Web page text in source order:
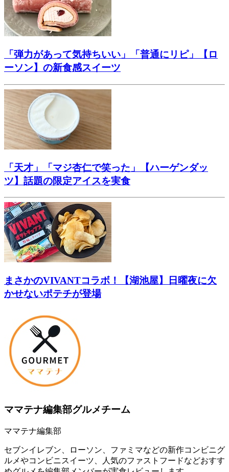
「弾力があって気持ちいい」「普通にリピ」【ロ
ーソン】の新食感スイーツ
「天才」「マジ杏仁で笑った」【ハーゲンダッ
ツ】話題の限定アイスを実食
まさかのVIVANTコラボ！【湖池屋】日曜夜に欠
かせないポテチが登場
ママテナ編集部グルメチーム
ママテナ編集部
セブンイレブン、ローソン、ファミマなどの新作コンビニグ
ルメやコンビニスイーツ、人気のファストフードなどおすす